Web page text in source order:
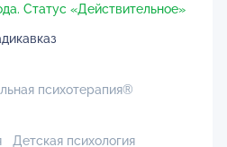
Статус «Действительное»
психотерапия®
Детская психология